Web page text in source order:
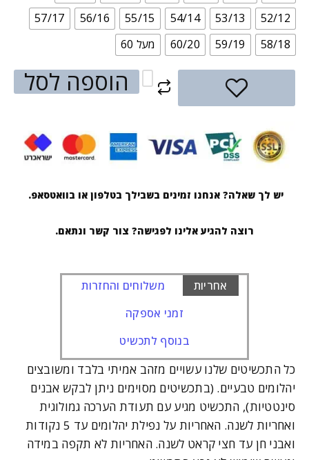
52/12
53/13
54/14
55/15
56/16
57/17
58/18
59/19
60/20 מעל 60
הוספה לסל
יש לך שאלה? אנחנו זמינים בשבילך בטלפון או בוואטסאפ.
רוצה להגיע אלינו לפגישה? צור קשר ונתאם.
אחריות
משלוחים והחזרות
זמני אספקה
בנוסף לתכשיט
כל התכשיטים שלנו עשויים מזהב אמיתי בלבד ומשובצים
יהלומים טבעיים. (בתכשיטים מסוימים ניתן לבקש אבנים
סינטטיות), התכשיט מגיע עם תעודת הערכה גמולוגית
ואחריות לשנה. האחריות על נפילת יהלומים עד 5 נקודות
ואבני חן עד חצי קראט לשנה. האחריות לא תקפה במידה